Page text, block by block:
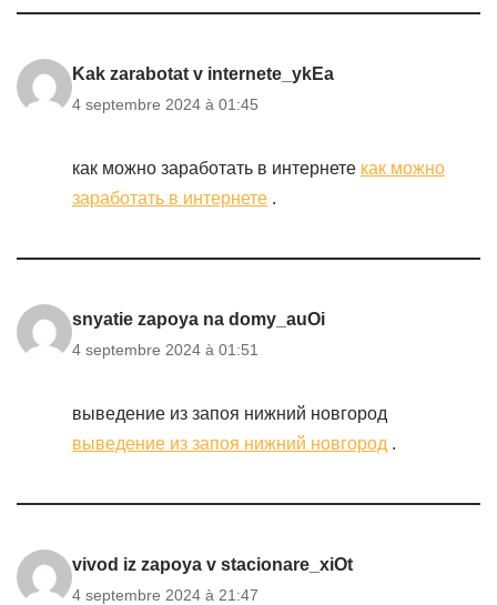
Kak zarabotat v internete_ykEa
4 septembre 2024 à 01:45
как можно заработать в интернете как можно
заработать в интернете .
snyatie zapoya na domy_auOi
4 septembre 2024 à 01:51
выведение из запоя нижний новгород
выведение из запоя нижний новгород .
vivod iz zapoya v stacionare_xiOt
4 septembre 2024 à 21:47